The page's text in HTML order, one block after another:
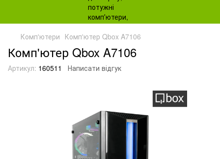
Комп'ютери Комп'ютер Qbox A7106
Комп'ютер Qbox A7106
Артикул: 160511 Написати відгук